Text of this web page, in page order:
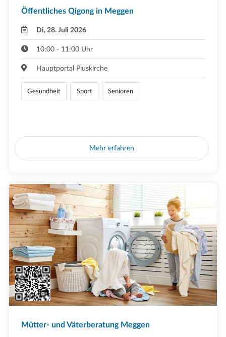
Öffentliches Qigong in Meggen
Di, 28. Juli 2026
10:00 - 11:00 Uhr
Hauptportal Piuskirche
Gesundheit Sport Senioren
Mehr erfahren
Mütter- und Väterberatung Meggen